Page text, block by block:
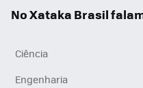
No Xataka Brasil
Ciência
Engenharia